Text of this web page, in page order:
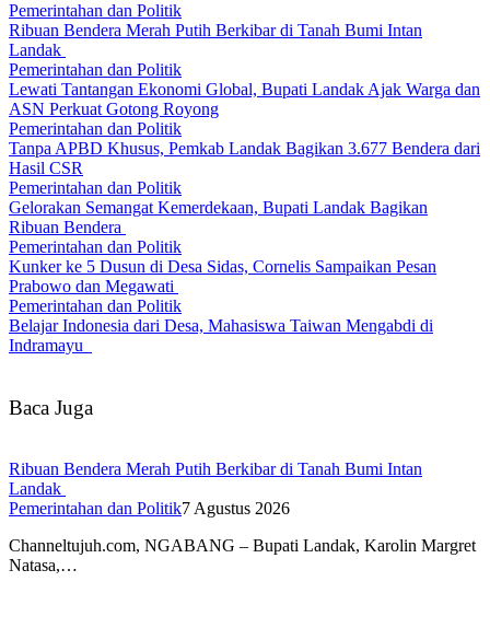
Pemerintahan dan Politik
Ribuan Bendera Merah Putih Berkibar di Tanah Bumi Intan
Landak
Pemerintahan dan Politik
Lewati Tantangan Ekonomi Global, Bupati Landak Ajak Warga dan
ASN Perkuat Gotong Royong
Pemerintahan dan Politik
Tanpa APBD Khusus, Pemkab Landak Bagikan 3.677 Bendera dari
Hasil CSR
Pemerintahan dan Politik
Gelorakan Semangat Kemerdekaan, Bupati Landak Bagikan
Ribuan Bendera
Pemerintahan dan Politik
Kunker ke 5 Dusun di Desa Sidas, Cornelis Sampaikan Pesan
Prabowo dan Megawati
Pemerintahan dan Politik
Belajar Indonesia dari Desa, Mahasiswa Taiwan Mengabdi di
Indramayu
Baca Juga
Ribuan Bendera Merah Putih Berkibar di Tanah Bumi Intan
Landak
Pemerintahan dan Politik7 Agustus 2026
Channeltujuh.com, NGABANG – Bupati Landak, Karolin Margret
Natasa,…